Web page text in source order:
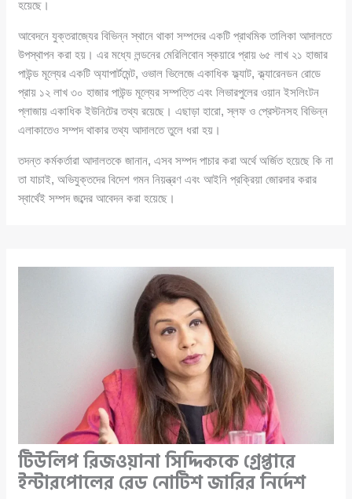
হয়েছে।
আবেদনে যুক্তরাজ্যের বিভিন্ন স্থানে থাকা সম্পদের একটি প্রাথমিক তালিকা আদালতে
উপস্থাপন করা হয়। এর মধ্যে লন্ডনের মেরিলিবোন স্কয়ারে প্রায় ৬৫ লাখ ২১ হাজার
পাউন্ড মূল্যের একটি অ্যাপার্টমেন্ট, ওভাল ভিলেজে একাধিক ফ্ল্যাট, ক্ল্যারেনডন রোডে
প্রায় ১২ লাখ ৩০ হাজার পাউন্ড মূল্যের সম্পত্তি এবং লিভারপুলের ওয়ান ইসলিংটন
প্লাজায় একাধিক ইউনিটের তথ্য রয়েছে। এছাড়া হারো, স্লফ ও প্রেস্টনসহ বিভিন্ন
এলাকাতেও সম্পদ থাকার তথ্য আদালতে তুলে ধরা হয়।
তদন্ত কর্মকর্তারা আদালতকে জানান, এসব সম্পদ পাচার করা অর্থে অর্জিত হয়েছে কি না
তা যাচাই, অভিযুক্তদের বিদেশ গমন নিয়ন্ত্রণ এবং আইনি প্রক্রিয়া জোরদার করার
স্বার্থেই সম্পদ জব্দের আবেদন করা হয়েছে।
টিউলিপ রিজওয়ানা সিদ্দিককে গ্রেপ্তারে
ইন্টারপোলের রেড নোটিশ জারির নির্দেশ